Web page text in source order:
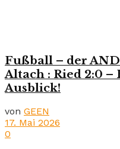
Fußball – der
Altach : Ried 2:0
Ausblick!
von GEEN
17. Mai 2026
0